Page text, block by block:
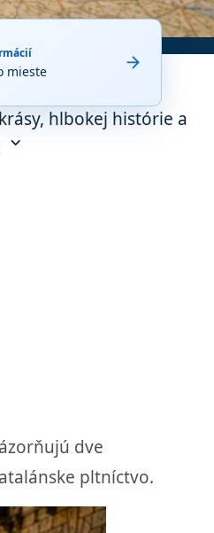
mieste arrow_forward
hlbokej histórie a
expand_more
dve
pltníctvo.